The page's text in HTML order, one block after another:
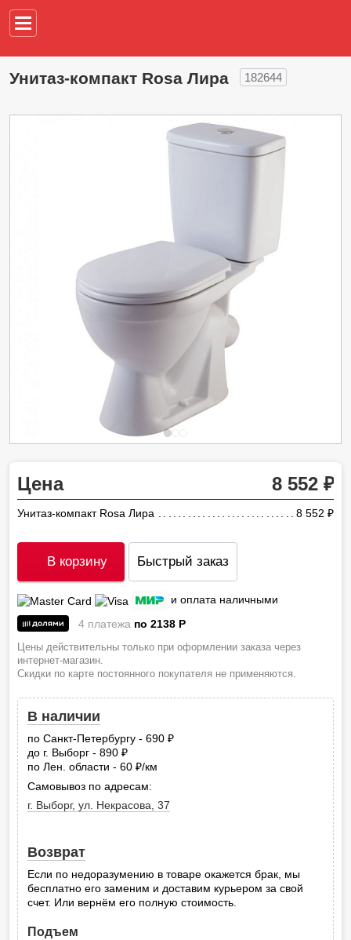
Унитаз-компакт Rosa Лира 182644
Цена 8 552
Унитаз-компакт Rosa Лира 8 552
В корзину Быстрый заказ
и оплата наличными
4 платежа по 2138 P
Цены действительны только при оформлении заказа через
интернет-магазин.
Скидки по карте постоянного покупателя не применяются.
В наличии
по Санкт-Петербургу - 690
до г. Выборг - 890
по Лен. области - 60
руб.
/км
Самовывоз по адресам:
г. Выборг, ул. Некрасова, 37
Возврат
Если по недоразумению в товаре окажется брак, мы
бесплатно его заменим и доставим курьером за свой
счет. Или вернём его полную стоимость.
Подъем